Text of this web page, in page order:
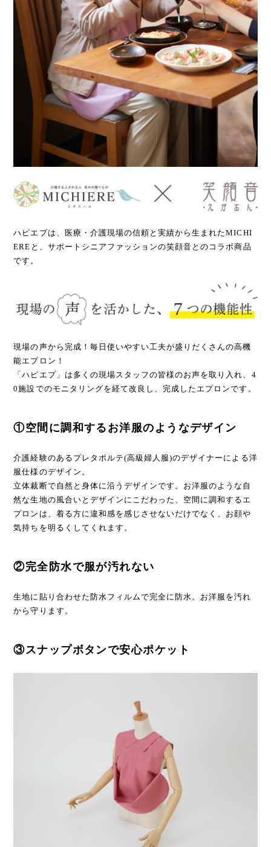
ハピエプは、医療・介護現場の信頼と実績から生まれたMICHI
EREと、サポートシニアファッションの笑顔音とのコラボ商品
です。
現場の声から完成！毎日使いやすい工夫が盛りだくさんの高機
能エプロン！
「ハピエプ」は多くの現場スタッフの皆様のお声を取り入れ、4
0施設でのモニタリングを経て改良し、完成したエプロンです。
①空間に調和するお洋服のようなデザイン
介護経験のあるプレタポルテ(高級婦人服)のデザイナーによる洋
服仕様のデザイン。
立体裁断で自然と身体に沿うデザインです。お洋服のような自
然な生地の風合いとデザインにこだわった、空間に調和するエ
プロンは、着る方に違和感を感じさせないだけでなく、お顔や
気持ちを明るくしてくれます。
②完全防水で服が汚れない
生地に貼り合わせた防水フィルムで完全に防水。お洋服を汚れ
から守ります。
③スナップボタンで安心ポケット